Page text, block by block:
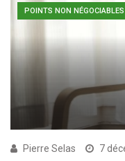
POINTS NON
Pierre Selas 7